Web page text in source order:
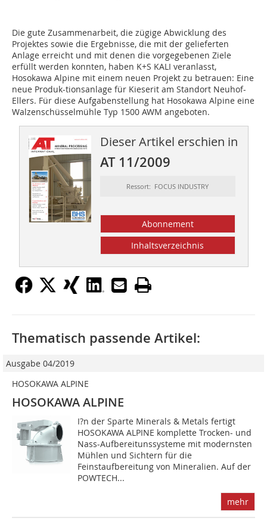
Die gute Zusammenarbeit, die zügige Abwicklung des
Projektes sowie die Ergebnisse, die mit der gelieferten
Anlage erreicht und mit denen die vorgegebenen Ziele
erfüllt werden konnten, haben K+S KALI veranlasst,
Hosokawa Alpine mit einem neuen Projekt zu betrauen: Eine
neue Produk-tionsanlage für Kieserit am Standort Neuhof-
Ellers. Für diese Aufgabenstellung hat Hosokawa Alpine eine
Walzenschüsselmühle Typ 1500 AWM angeboten.
Dieser Artikel erschien in
AT 11/2009
Ressort: FOCUS INDUSTRY
Abonnement
Inhaltsverzeichnis
Thematisch passende Artikel:
Ausgabe 04/2019
HOSOKAWA ALPINE
HOSOKAWA ALPINE
I?n der Sparte Minerals & Metals fertigt
HOSOKAWA ALPINE komplette Trocken- und
Nass-Aufbereitunssysteme mit modernsten
Mühlen und Sichtern für die
Feinstaufbereitung von Mineralien. Auf der
POWTECH...
mehr